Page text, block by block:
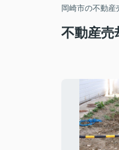
岡崎市の不動産
不動産売